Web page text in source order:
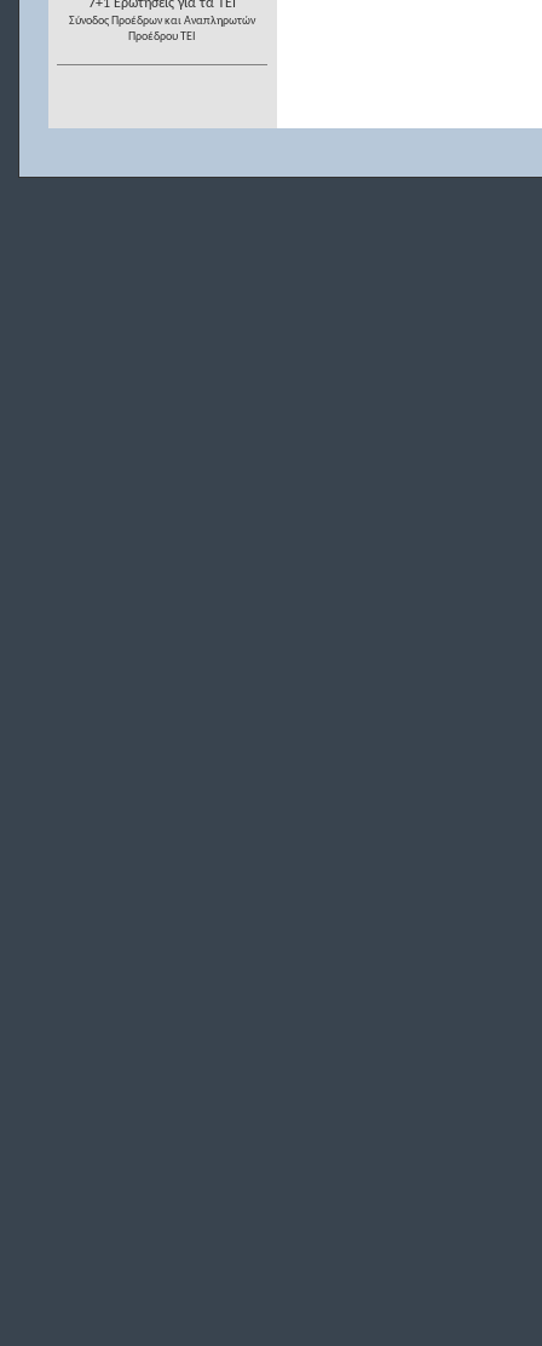
7+1 Ερωτήσεις για τα ΤΕΙ
Σύνοδος Προέδρων και Αναπληρωτών
Προέδρου ΤΕΙ